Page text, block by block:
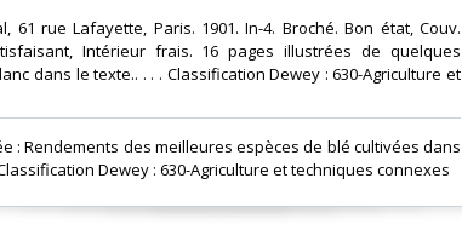
61 rue Lafayette, Paris. 1901. In-4. Broché. Bon état, Couv.
Intérieur frais. 16 pages illustrées de quelques
dans le texte.. . . . Classification Dewey : 630-Agriculture et
: Rendements des meilleures espèces de blé cultivées dans
Dewey : 630-Agriculture et techniques connexes‎